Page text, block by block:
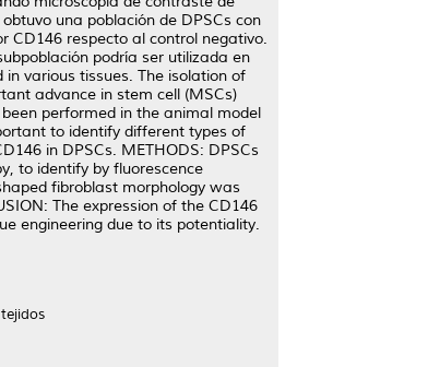
una población de DPSCs con
CD146 respecto al control negativo.
podría ser utilizada en
various tissues. The isolation of
advance in stem cell (MSCs)
performed in the animal model
to identify different types of
in DPSCs. METHODS: DPSCs
to identify by fluorescence
fibroblast morphology was
The expression of the CD146
engineering due to its potentiality.